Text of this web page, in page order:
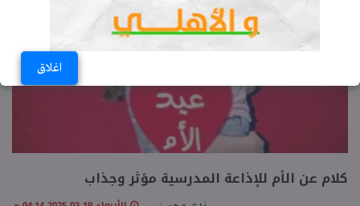
اغلاق
كلام عن الأم للإذاعة المدرسية مؤثر وجذاب